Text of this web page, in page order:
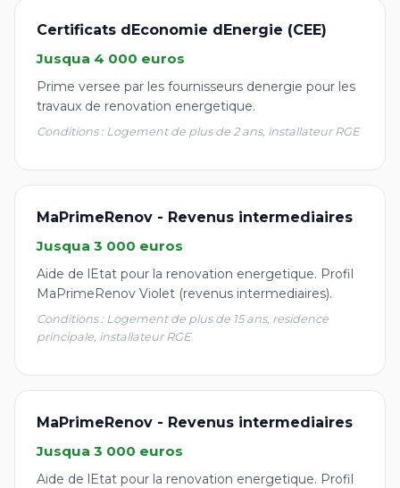
Certificats dEconomie dEnergie (CEE)
Jusqua 4 000 euros
Prime versee par les fournisseurs denergie pour les
travaux de renovation energetique.
Conditions : Logement de plus de 2 ans, installateur RGE
MaPrimeRenov - Revenus intermediaires
Jusqua 3 000 euros
Aide de lEtat pour la renovation energetique. Profil
MaPrimeRenov Violet (revenus intermediaires).
Conditions : Logement de plus de 15 ans, residence
principale, installateur RGE
MaPrimeRenov - Revenus intermediaires
Jusqua 3 000 euros
Aide de lEtat pour la renovation energetique. Profil